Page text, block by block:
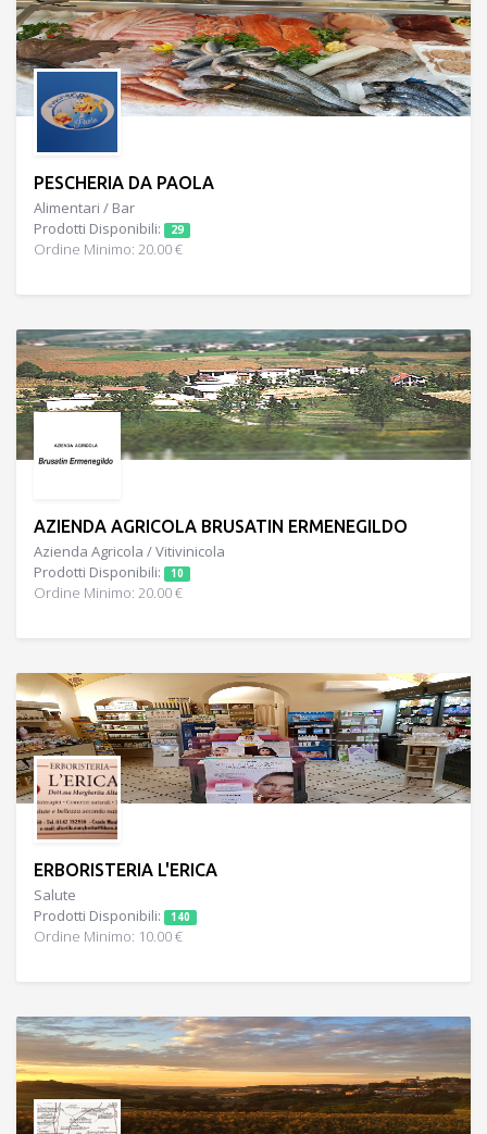
PESCHERIA DA PAOLA
Alimentari / Bar
Prodotti Disponibili:
29
Ordine Minimo: 20.00 €
AZIENDA AGRICOLA BRUSATIN ERMENEGILDO
Azienda Agricola / Vitivinicola
Prodotti Disponibili:
10
Ordine Minimo: 20.00 €
ERBORISTERIA L'ERICA
Salute
Prodotti Disponibili:
140
Ordine Minimo: 10.00 €